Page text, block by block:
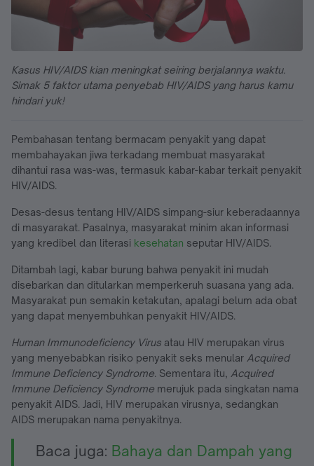
Kasus HIV/AIDS kian meningkat seiring berjalannya waktu.
Simak 5 faktor utama penyebab HIV/AIDS yang harus kamu
hindari yuk!
Pembahasan tentang bermacam penyakit yang dapat
membahayakan jiwa terkadang membuat masyarakat
dihantui rasa was-was, termasuk kabar-kabar terkait penyakit
HIV/AIDS.
Desas-desus tentang HIV/AIDS simpang-siur keberadaannya
di masyarakat. Pasalnya, masyarakat minim akan informasi
yang kredibel dan literasi kesehatan seputar HIV/AIDS.
Ditambah lagi, kabar burung bahwa penyakit ini mudah
disebarkan dan ditularkan memperkeruh suasana yang ada.
Masyarakat pun semakin ketakutan, apalagi belum ada obat
yang dapat menyembuhkan penyakit HIV/AIDS.
Human Immunodeficiency Virus atau HIV merupakan virus
yang menyebabkan risiko penyakit seks menular Acquired
Immune Deficiency Syndrome. Sementara itu, Acquired
Immune Deficiency Syndrome merujuk pada singkatan nama
penyakit AIDS. Jadi, HIV merupakan virusnya, sedangkan
AIDS merupakan nama penyakitnya.
Baca juga: Bahaya dan Dampah yang